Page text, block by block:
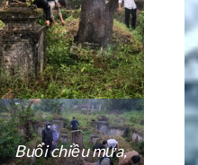
Buổi chiều mưa,